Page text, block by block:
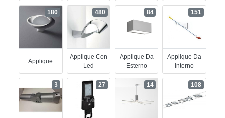
Applique
180
Applique Con
Led
480
Applique Da
Esterno
84
Applique Da
Interno
151
3 27 14 108